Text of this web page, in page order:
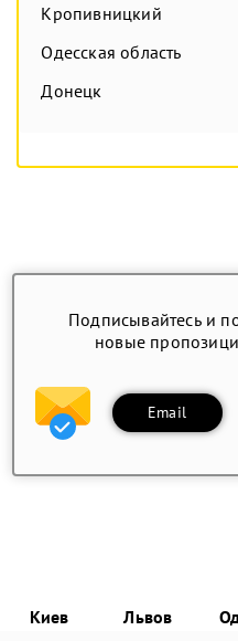
Кропивницкий
Одесская область
Донецк
Подписывайтесь и
новые
Email
Киев Львов